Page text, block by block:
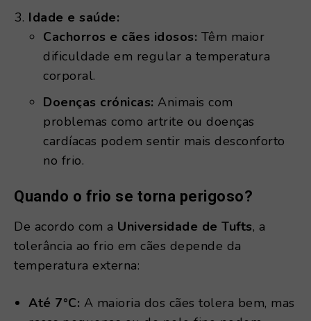
Idade e saúde:
Cachorros e cães idosos: Têm maior
dificuldade em regular a temperatura
corporal.
Doenças crónicas: Animais com
problemas como artrite ou doenças
cardíacas podem sentir mais desconforto
no frio.
Quando o frio se torna perigoso?
De acordo com a Universidade de Tufts, a
tolerância ao frio em cães depende da
temperatura externa:
Até 7°C: A maioria dos cães tolera bem, mas